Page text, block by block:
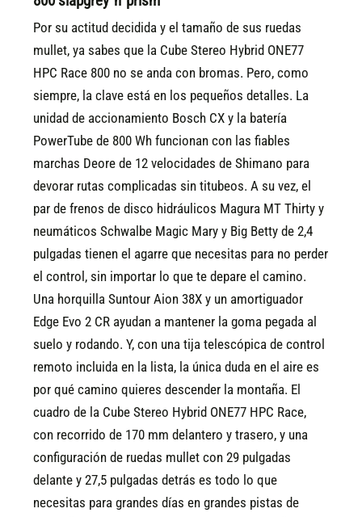
Por su actitud decidida y el tamaño de sus ruedas
mullet, ya sabes que la Cube Stereo Hybrid ONE77
HPC Race 800 no se anda con bromas. Pero, como
siempre, la clave está en los pequeños detalles. La
unidad de accionamiento Bosch CX y la batería
PowerTube de 800 Wh funcionan con las fiables
marchas Deore de 12 velocidades de Shimano para
devorar rutas complicadas sin titubeos. A su vez, el
par de frenos de disco hidráulicos Magura MT Thirty y
neumáticos Schwalbe Magic Mary y Big Betty de 2,4
pulgadas tienen el agarre que necesitas para no perder
el control, sin importar lo que te depare el camino.
Una horquilla Suntour Aion 38X y un amortiguador
Edge Evo 2 CR ayudan a mantener la goma pegada al
suelo y rodando. Y, con una tija telescópica de control
remoto incluida en la lista, la única duda en el aire es
por qué camino quieres descender la montaña. El
cuadro de la Cube Stereo Hybrid ONE77 HPC Race,
con recorrido de 170 mm delantero y trasero, y una
configuración de ruedas mullet con 29 pulgadas
delante y 27,5 pulgadas detrás es todo lo que
necesitas para grandes días en grandes pistas de